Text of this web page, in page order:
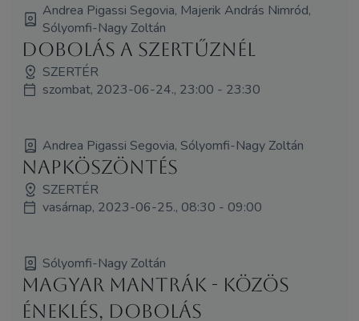
Andrea Pigassi Segovia, Majerik András Nimród,
Sólyomfi-Nagy Zoltán
Dobolás a Szertűznél
SZERTÉR
szombat, 2023-06-24., 23:00 - 23:30
Andrea Pigassi Segovia, Sólyomfi-Nagy Zoltán
Napköszöntés
SZERTÉR
vasárnap, 2023-06-25., 08:30 - 09:00
Sólyomfi-Nagy Zoltán
Magyar Mantrák - közös
éneklés, dobolás